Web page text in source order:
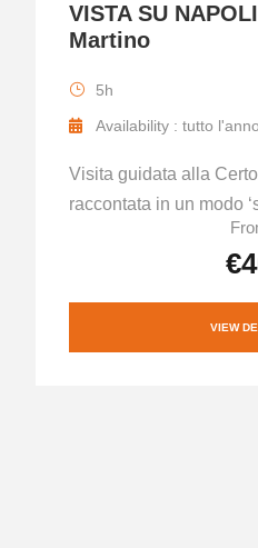
VISTA SU
Martino
5h
Availability : tutto l'anno
Visita guidata alla
raccontata in un modo
VIEW